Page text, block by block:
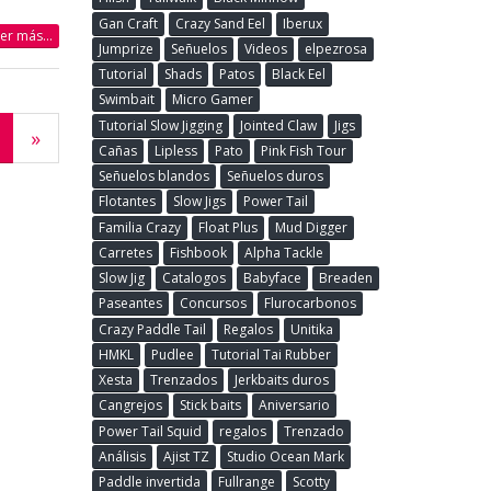
más...
»
Gan Craft
Crazy Sand Eel
Iberux
Jumprize
Señuelos Videos
elpezrosa
Tutorial
Shads Patos
Black Eel
Swimbait
Micro Gamer
Tutorial Slow Jigging
Jointed Claw
Jigs
Cañas
Lipless Pato
Pink Fish Tour
Señuelos blandos
Señuelos duros
Flotantes
Slow Jigs
Power Tail
Familia Crazy
Float Plus
Mud Digger
Carretes
Fishbook
Alpha Tackle
Slow Jig
Catalogos Babyface
Breaden
Paseantes
Concursos
Flurocarbonos
Crazy Paddle Tail
Regalos
Unitika
HMKL
Pudlee
Tutorial Tai Rubber
Xesta
Trenzados
Jerkbaits duros
Cangrejos
Stick baits
Aniversario
Power Tail Squid
regalos
Trenzado
Análisis
Ajist TZ
Studio Ocean Mark
Paddle invertida
Fullrange
Scotty